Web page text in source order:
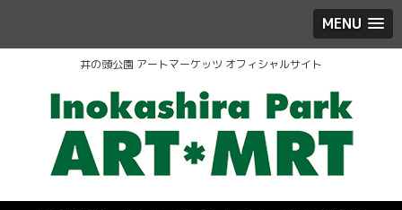
MENU
井の頭公園 アートマーケッツ オフィシャルサイト